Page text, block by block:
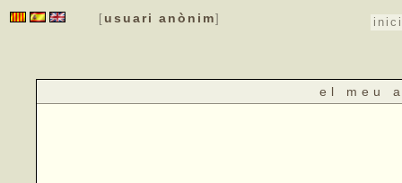
[ usuari anònim] inici
el meu